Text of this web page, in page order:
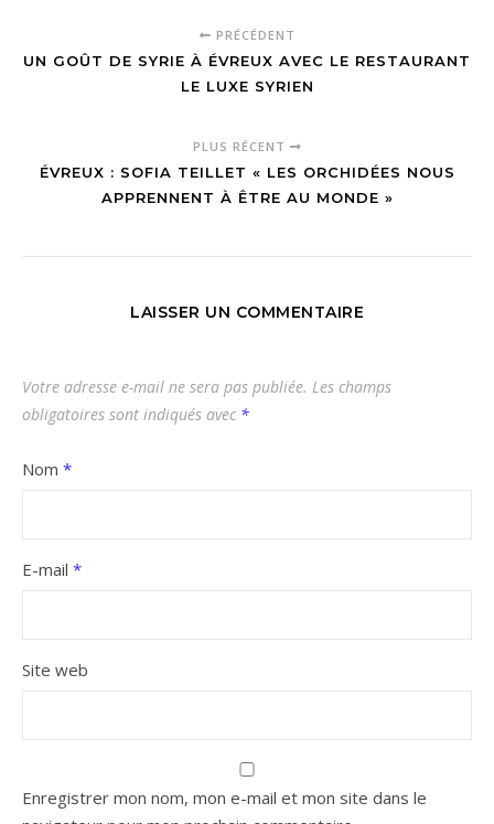
PRÉCÉDENT
UN GOÛT DE SYRIE À ÉVREUX AVEC LE RESTAURANT
LE LUXE SYRIEN
PLUS RÉCENT
ÉVREUX : SOFIA TEILLET « LES ORCHIDÉES NOUS
APPRENNENT À ÊTRE AU MONDE »
LAISSER UN COMMENTAIRE
Votre adresse e-mail ne sera pas publiée. Les champs
obligatoires sont indiqués avec *
Nom *
E-mail *
Site web
Enregistrer mon nom, mon e-mail et mon site dans le